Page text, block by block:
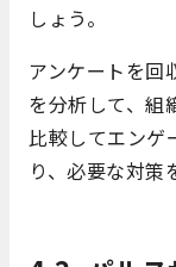
しょう。
アンケートを回
を分析して、組
比較してエンゲ
り、必要な対策